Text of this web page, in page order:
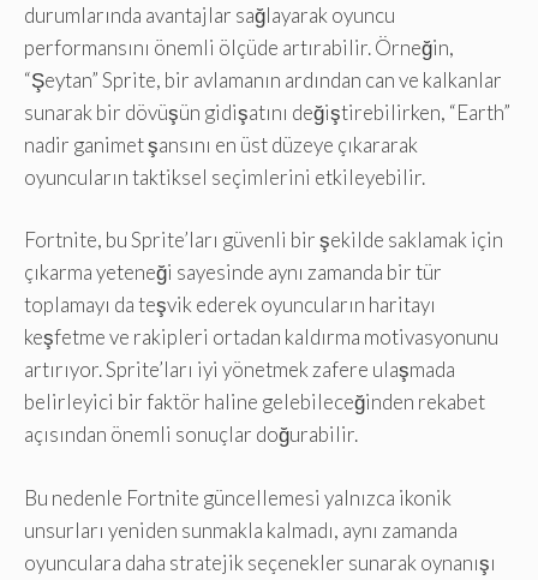
durumlarında avantajlar sağlayarak oyuncu
performansını önemli ölçüde artırabilir. Örneğin,
“Şeytan” Sprite, bir avlamanın ardından can ve kalkanlar
sunarak bir dövüşün gidişatını değiştirebilirken, “Earth”
nadir ganimet şansını en üst düzeye çıkararak
oyuncuların taktiksel seçimlerini etkileyebilir.
Fortnite, bu Sprite’ları güvenli bir şekilde saklamak için
çıkarma yeteneği sayesinde aynı zamanda bir tür
toplamayı da teşvik ederek oyuncuların haritayı
keşfetme ve rakipleri ortadan kaldırma motivasyonunu
artırıyor. Sprite’ları iyi yönetmek zafere ulaşmada
belirleyici bir faktör haline gelebileceğinden rekabet
açısından önemli sonuçlar doğurabilir.
Bu nedenle Fortnite güncellemesi yalnızca ikonik
unsurları yeniden sunmakla kalmadı, aynı zamanda
oyunculara daha stratejik seçenekler sunarak oynanışı